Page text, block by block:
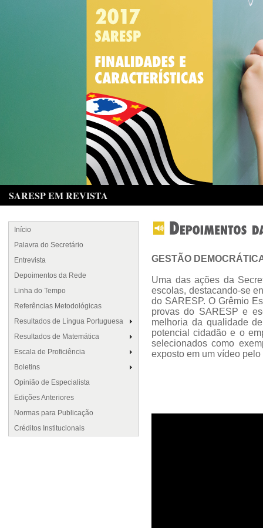
SARESP EM REVISTA
Início
Palavra do Secretário
Entrevista
Depoimentos da Rede
Linha do Tempo
Referências Metodológicas
Resultados de Língua Portuguesa
Resultados de Matemática
Escala de Proficiência
Boletins
Opinião de Especialista
Edições Anteriores
Normas para Publicação
Créditos Institucionais
GESTÃO
Uma das ações da
escolas, destacando-se
do SARESP. O Grêmio
provas do SARESP e
melhoria da qualidade
potencial cidadão e o
selecionados como
exposto em um vídeo